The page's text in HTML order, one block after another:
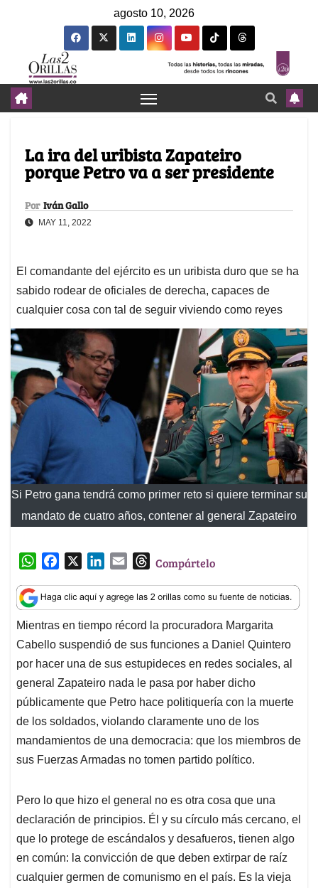
agosto 10, 2026
La ira del uribista Zapateiro
porque Petro va a ser presidente
Por Iván Gallo
MAY 11, 2022
El comandante del ejército es un uribista duro que se ha
sabido rodear de oficiales de derecha, capaces de
cualquier cosa con tal de seguir viviendo como reyes
Si Petro gana tendrá como primer reto si quiere terminar su
mandato de cuatro años, contener al general Zapateiro
W
a
t
s
A
p
p
c
e
b
o
o
k
n
k
e
d
I
n
a
i
l
T
r
e
a
d
s
Compártelo
Mientras en tiempo récord la procuradora Margarita
Cabello suspendió de sus funciones a Daniel Quintero
por hacer una de sus estupideces en redes sociales, al
general Zapateiro nada le pasa por haber dicho
públicamente que Petro hace politiquería con la muerte
de los soldados, violando claramente uno de los
mandamientos de una democracia: que los miembros de
sus Fuerzas Armadas no tomen partido político.
Pero lo que hizo el general no es otra cosa que una
declaración de principios. Él y su círculo más cercano, el
que lo protege de escándalos y desafueros, tienen algo
en común: la convicción de que deben extirpar de raíz
cualquier germen de comunismo en el país. Es la vieja